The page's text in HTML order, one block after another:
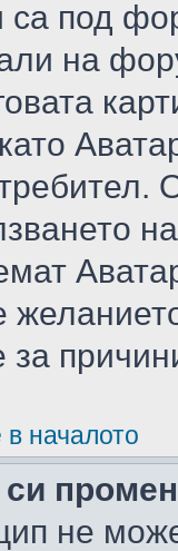
са под
на
за
началото
си
не